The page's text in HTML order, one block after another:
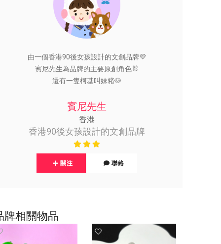
由一個香港90後女孩設計的文創品牌💜
賓尼先生為品牌的主要原創角色🐰
還有一隻柯基叫妹豬🐶
賓尼先生
香港
香港90後女孩設計的文創品牌
關注 聯絡
牌相關物品